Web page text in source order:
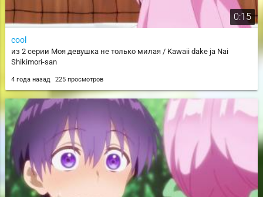
0:15
cool
из 2 серии Моя девушка не только милая / Kawaii dake ja Nai
Shikimori-san
4 года назад 225 просмотров